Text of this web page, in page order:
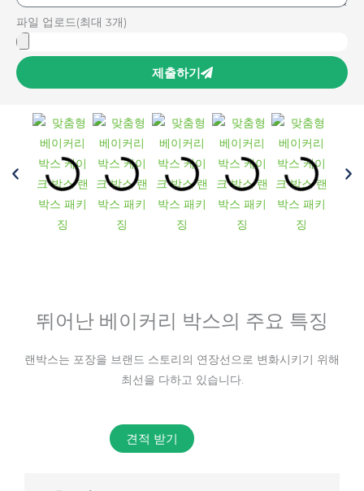
파일 업로드(최대 3개)
제출하기
뛰어난 베이커리 박스의 주요 특징
랜박스는 포장을 브랜드 스토리의 연장선으로 변화시키기 위해
최선을 다하고 있습니다.
견적 받기